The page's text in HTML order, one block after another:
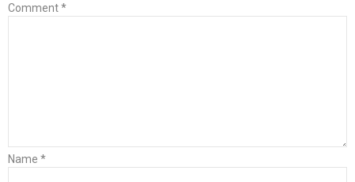
Comment*
Name *